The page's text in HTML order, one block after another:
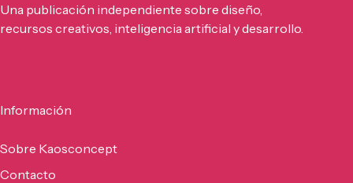
Una publicación independiente sobre diseño,
recursos creativos, inteligencia artificial y desarrollo.
Información
Sobre Kaosconcept
Contacto